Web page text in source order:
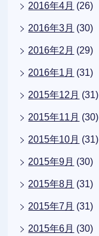
2016年4月 (26)
2016年3月 (30)
2016年2月 (29)
2016年1月 (31)
2015年12月 (31)
2015年11月 (30)
2015年10月 (31)
2015年9月 (30)
2015年8月 (31)
2015年7月 (31)
2015年6月 (30)